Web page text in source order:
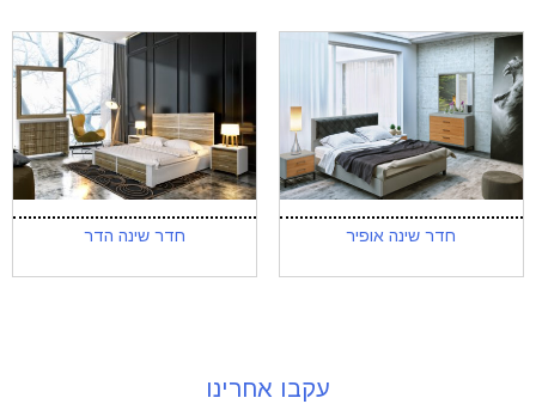
חדר שינה אופיר חדר שינה הדר
עקבו אחרינו